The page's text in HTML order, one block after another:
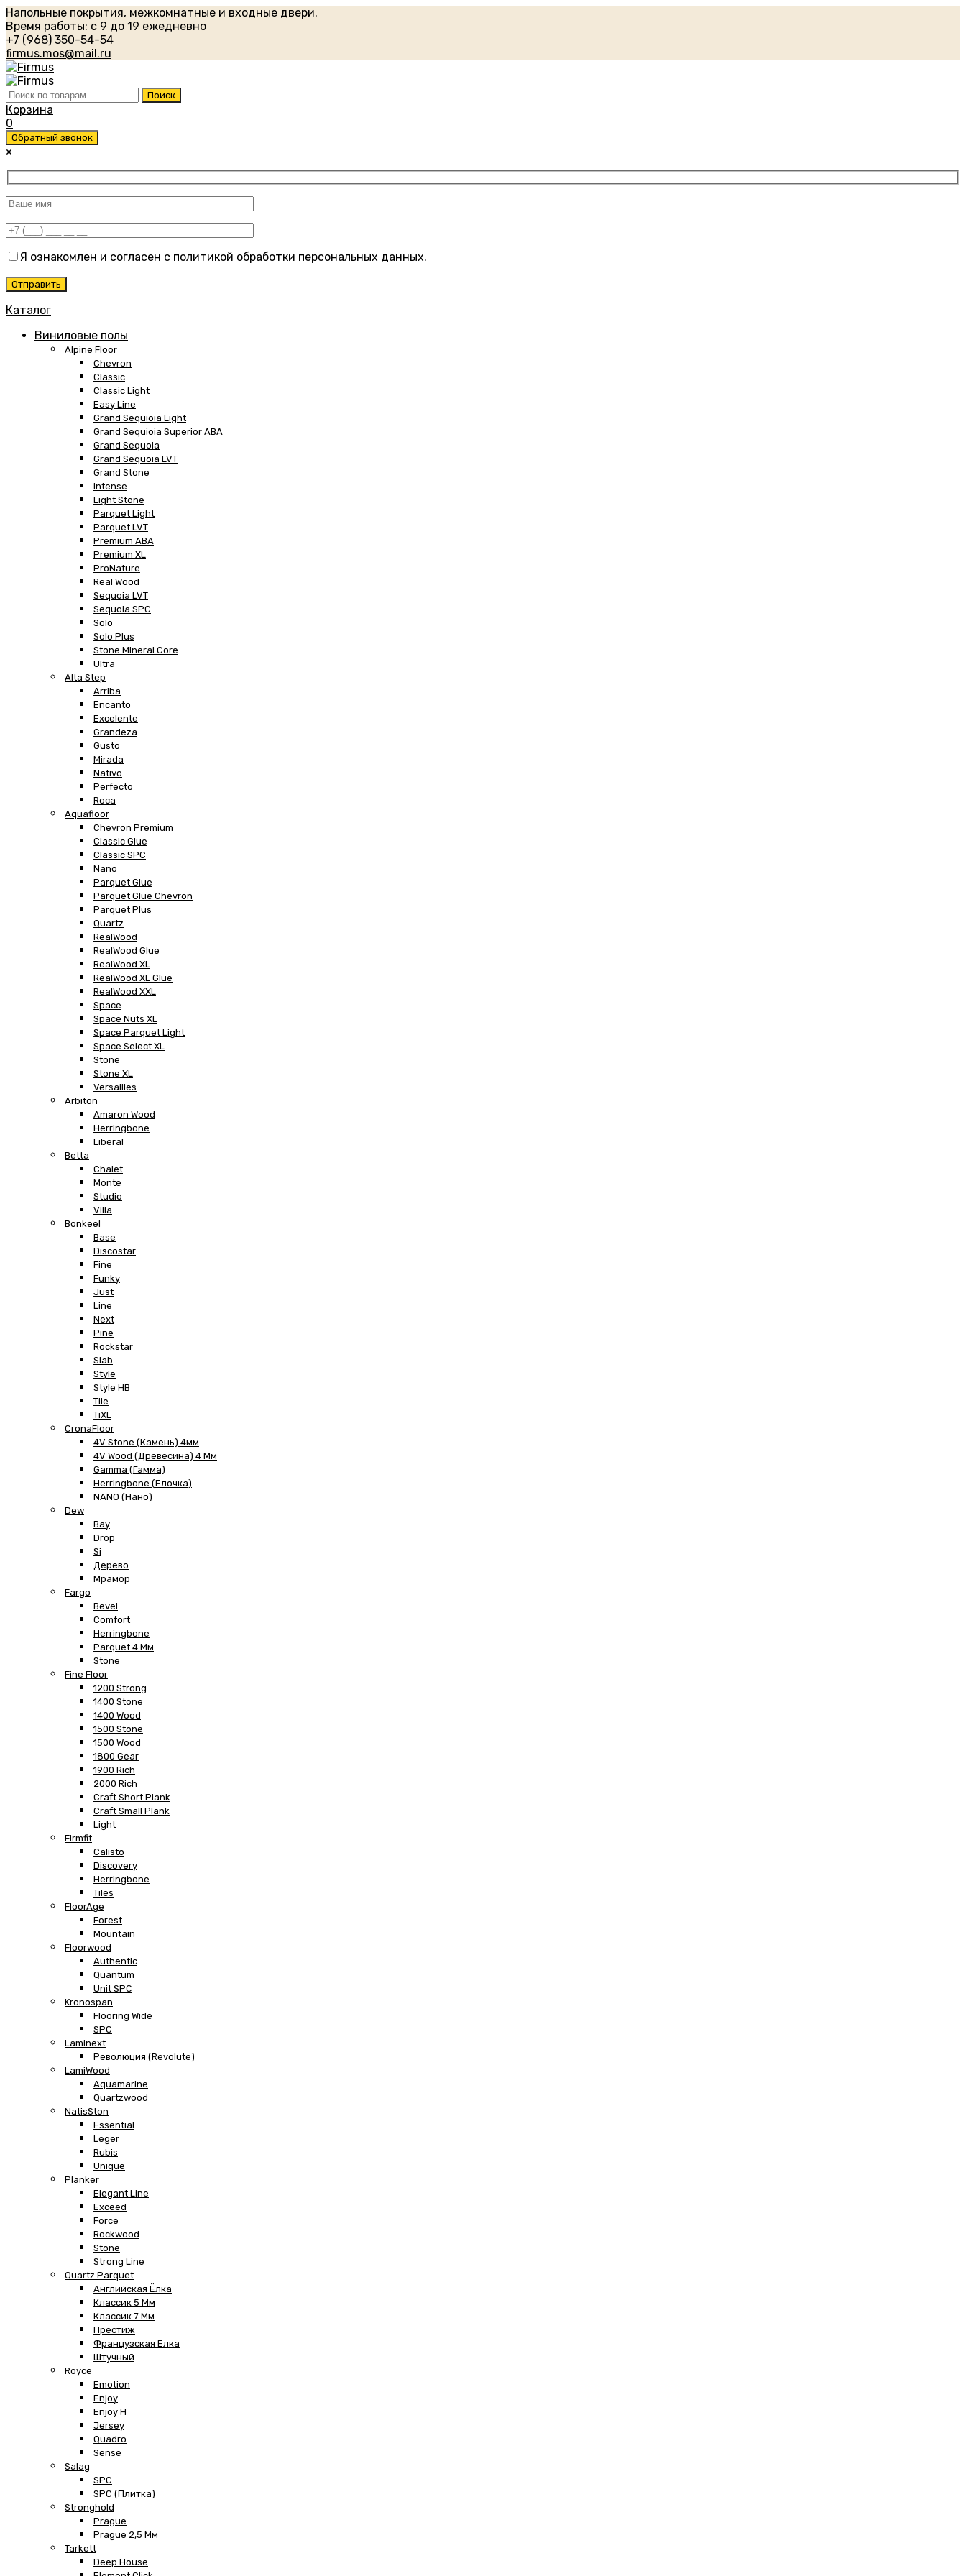
Напольные покрытия, межкомнатные и входные двери.
Время работы: с 9 до 19 ежедневно
+7 (968) 350-54-54
firmus.mos@mail.ru
Искать: Поиск
Корзина
0
Обратный звонок
×
Я ознакомлен и согласен с политикой обработки персональных данных.
Каталог
Виниловые полы
Alpine Floor
Chevron
Classic
Classic Light
Easy Line
Grand Sequioia Light
Grand Sequioia Superior ABA
Grand Sequoia
Grand Sequoia LVT
Grand Stone
Intense
Light Stone
Parquet Light
Parquet LVT
Premium ABA
Premium XL
ProNature
Real Wood
Sequoia LVT
Sequoia SPC
Solo
Solo Plus
Stone Mineral Core
Ultra
Alta Step
Arriba
Encanto
Excelente
Grandeza
Gusto
Mirada
Nativo
Perfecto
Roca
Aquafloor
Chevron Premium
Classic Glue
Classic SPC
Nano
Parquet Glue
Parquet Glue Chevron
Parquet Plus
Quartz
RealWood
RealWood Glue
RealWood XL
RealWood XL Glue
RealWood XXL
Space
Space Nuts XL
Space Parquet Light
Space Select XL
Stone
Stone XL
Versailles
Arbiton
Amaron Wood
Herringbone
Liberal
Betta
Chalet
Monte
Studio
Villa
Bonkeel
Base
Discostar
Fine
Funky
Just
Line
Next
Pine
Rockstar
Slab
Style
Style HB
Tile
TiXL
CronaFloor
4V Stone (Камень) 4мм
4V Wood (Древесина) 4 Мм
Gamma (Гамма)
Herringbone (Елочка)
NANO (Нано)
Dew
Bay
Drop
Si
Дерево
Мрамор
Fargo
Bevel
Comfort
Herringbone
Parquet 4 Мм
Stone
Fine Floor
1200 Strong
1400 Stone
1400 Wood
1500 Stone
1500 Wood
1800 Gear
1900 Rich
2000 Rich
Craft Short Plank
Craft Small Plank
Light
Firmfit
Calisto
Discovery
Herringbone
Tiles
FloorAge
Forest
Mountain
Floorwood
Authentic
Quantum
Unit SPC
Kronospan
Flooring Wide
SPC
Laminext
Революция (Revolute)
LamiWood
Aquamarine
Quartzwood
NatisSton
Essential
Leger
Rubis
Unique
Planker
Elegant Line
Exceed
Force
Rockwood
Stone
Strong Line
Quartz Parquet
Английская Ёлка
Классик 5 Мм
Классик 7 Мм
Престиж
Французская Елка
Штучный
Royce
Emotion
Enjoy
Enjoy H
Jersey
Quadro
Sense
Salag
SPC
SPC (плитка)
Stronghold
Prague
Prague 2,5 Мм
Tarkett
Deep House